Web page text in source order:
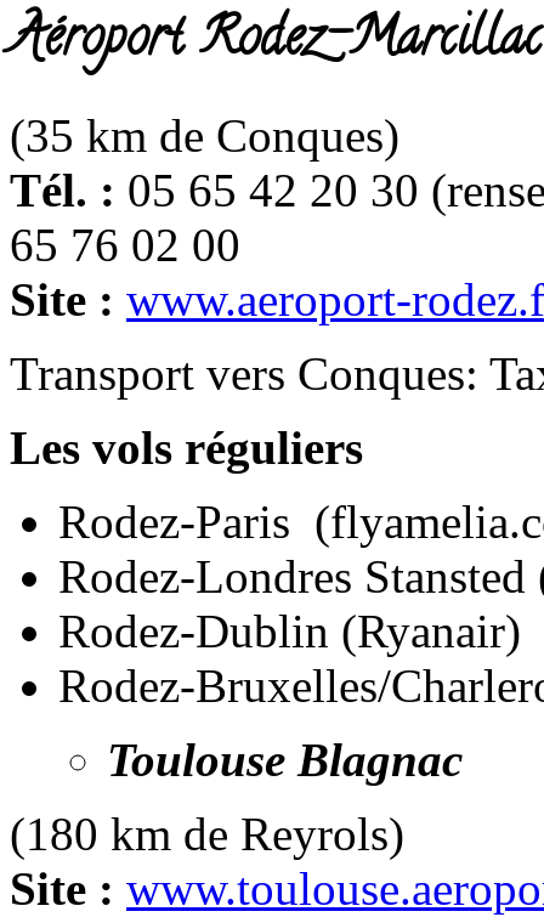
AéroportRodez-Marcillac
(35 km de Conques)
Tél. : 05 65 42 20 30
65 76 02 00
Site : www.aeroport-
Transport vers Conques:
Les vols réguliers
Rodez-Paris
Rodez-Londres
Rodez-Dublin (Ryanair)
Rodez-Bruxelles/
Toulouse Blagnac
(180 km de Reyrols)
Site :